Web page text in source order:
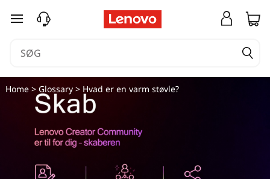
spring til hovedindhold
Home> Glossary> Hvad er en varm støvle?